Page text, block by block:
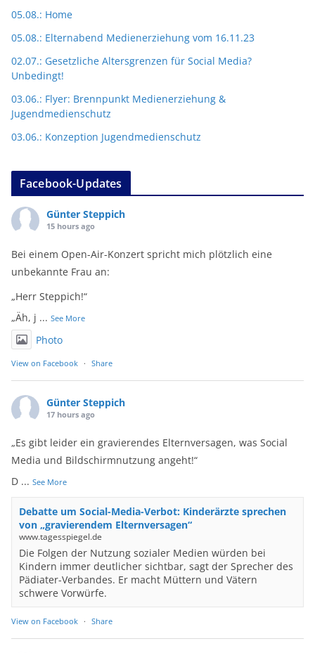
05.08.: Home
05.08.: Elternabend Medienerziehung vom 16.11.23
02.07.: Gesetzliche Altersgrenzen für Social Media?
Unbedingt!
03.06.: Flyer: Brennpunkt Medienerziehung &
Jugendmedienschutz
03.06.: Konzeption Jugendmedienschutz
Facebook-Updates
Günter Steppich
15 hours ago
Bei einem Open-Air-Konzert spricht mich plötzlich eine
unbekannte Frau an:
„Herr Steppich!“
„Äh, j ... See More
Photo
View on Facebook · Share
Günter Steppich
17 hours ago
„Es gibt leider ein gravierendes Elternversagen, was Social
Media und Bildschirmnutzung angeht!“
D ... See More
Debatte um Social-Media-Verbot: Kinderärzte sprechen
von „gravierendem Elternversagen“
www.tagesspiegel.de
Die Folgen der Nutzung sozialer Medien würden bei
Kindern immer deutlicher sichtbar, sagt der Sprecher des
Pädiater-Verbandes. Er macht Müttern und Vätern
schwere Vorwürfe.
View on Facebook · Share